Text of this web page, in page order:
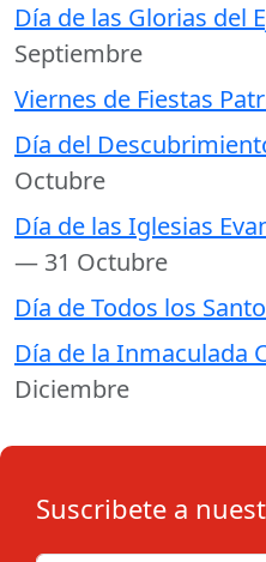
Día de las Glorias del
Septiembre
Viernes de Fiestas
Día del
Octubre
Día de las Iglesias
— 31 Octubre
Día de Todos los
Día de la Inmaculada
Diciembre
Suscribete a